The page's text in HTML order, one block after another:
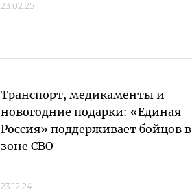
23.02.25
Транспорт, медикаменты и
новогодние подарки: «Единая
Россия» поддерживает бойцов в
зоне СВО
23.12.24